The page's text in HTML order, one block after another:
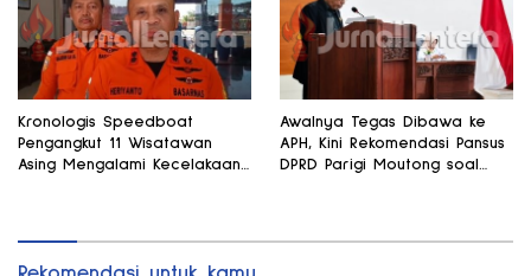
Kronologis Speedboat
Pengangkut 11 Wisatawan
Asing Mengalami Kecelakaan
Awalnya Tegas Dibawa ke
APH, Kini Rekomendasi Pansus
DPRD Parigi Moutong soal